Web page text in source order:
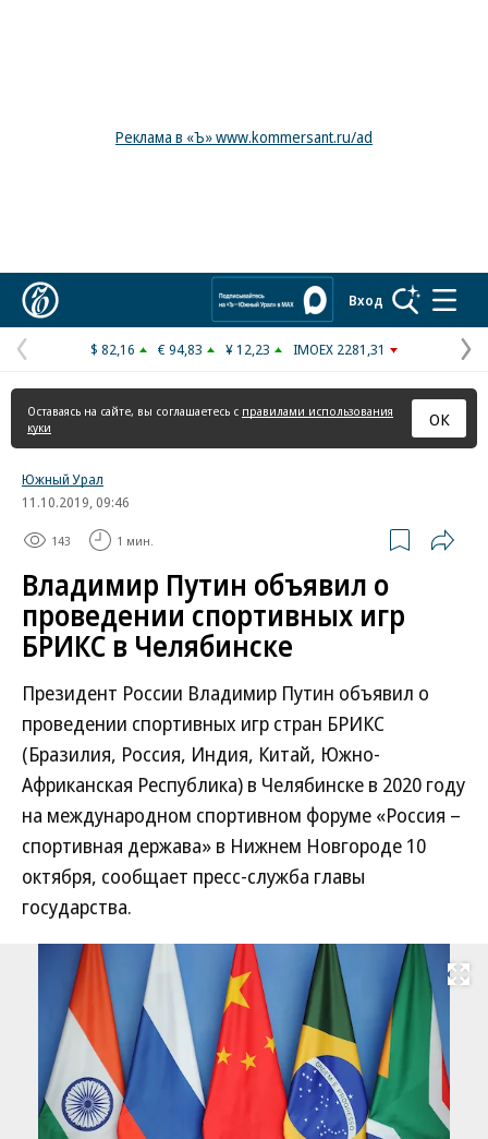
Реклама в «Ъ» www.kommersant.ru/ad
Вход
Предыдущая
страница
$ 82,16 € 94,83 ¥ 12,23 IMOEX 2281,31
Оставаясь на сайте, вы соглашаетесь с правилами использования
куки
ОК
Южный Урал
11.10.2019, 09:46
143 1 мин.
Владимир Путин объявил о
проведении спортивных игр
БРИКС в Челябинске
Президент России Владимир Путин объявил о
проведении спортивных игр стран БРИКС
(Бразилия, Россия, Индия, Китай, Южно-
Африканская Республика) в Челябинске в 2020 году
на международном спортивном форуме «Россия –
спортивная держава» в Нижнем Новгороде 10
октября, сообщает пресс-служба главы
государства.
Развернуть